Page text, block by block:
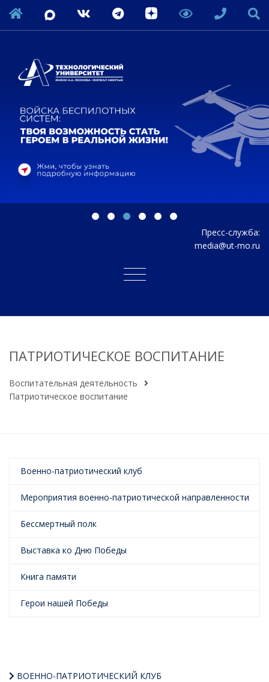
Пресс-служба:
media@ut-mo.ru
ПАТРИОТИЧЕСКОЕ ВОСПИТАНИЕ
Воспитательная деятельность
Патриотическое воспитание
Военно-патриотический клуб
Мероприятия военно-патриотической направленности
Бессмертный полк
Выставка ко Дню Победы
Книга памяти
Герои нашей Победы
ВОЕННО-ПАТРИОТИЧЕСКИЙ КЛУБ